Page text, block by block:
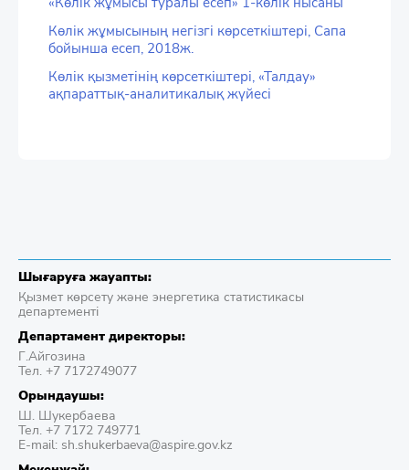
Көлік жұмысының негізгі көрсеткіштері, Сапа
бойынша есеп, 2018ж.
Көлік қызметінің көрсеткіштері, «Талдау»
ақпараттық-аналитикалық жүйесі
Шығаруға жауапты:
Қызмет көрсету және энергетика статистикасы
департементі
Департамент директоры:
Г.Айгозина
Тел. +7 7172749077
Орындаушы:
Ш. Шукербаева
Тел. +7 7172 749771
E-mail: sh.shukerbaeva@aspire.gov.kz